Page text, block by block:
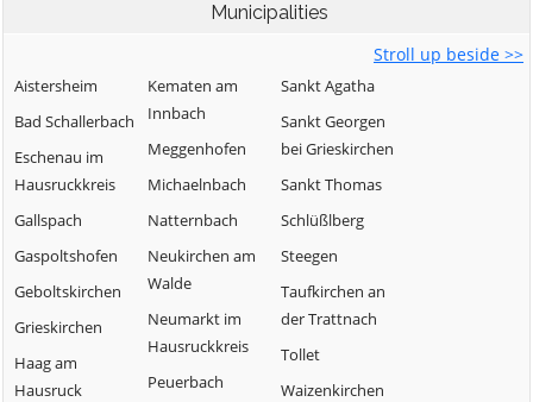
Municipalities
Stroll up beside >>
Aistersheim
Bad Schallerbach
Eschenau im
Hausruckkreis
Gallspach
Gaspoltshofen
Geboltskirchen
Grieskirchen
Haag am
Hausruck
Kematen am
Innbach
Meggenhofen
Michaelnbach
Natternbach
Neukirchen am
Walde
Neumarkt im
Hausruckkreis
Peuerbach
Sankt Agatha
Sankt Georgen
bei Grieskirchen
Sankt Thomas
Schlüßlberg
Steegen
Taufkirchen an
der Trattnach
Tollet
Waizenkirchen